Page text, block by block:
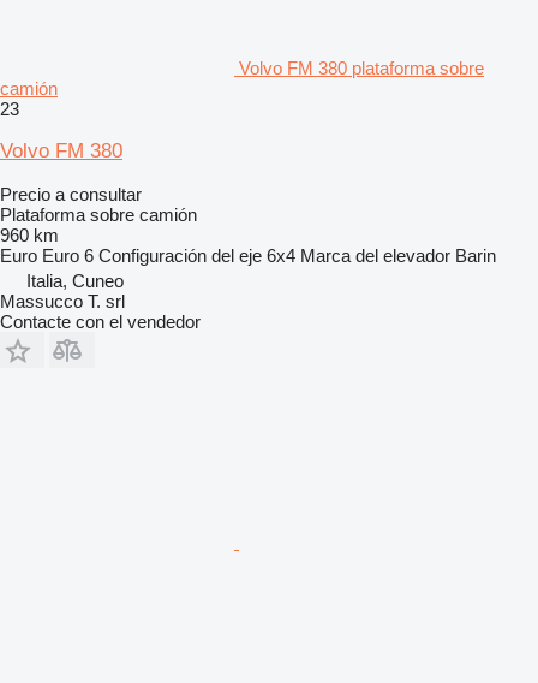
Volvo FM 380 plataforma sobre
camión
23
Volvo FM 380
Precio a consultar
Plataforma sobre camión
960 km
Euro Euro 6 Configuración del eje 6x4 Marca del elevador Barin
Italia, Cuneo
Massucco T. srl
Contacte con el vendedor